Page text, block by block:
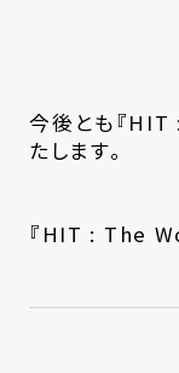
今後とも『
たします。
『HIT : The